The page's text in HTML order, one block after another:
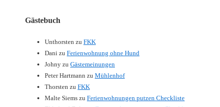
Gästebuch
Unthorsten zu FKK
Dani zu Ferienwohnung ohne Hund
Johny zu Gästemeinungen
Peter Hartmann zu Mühlenhof
Thorsten zu FKK
Malte Siems zu Ferienwohnungen putzen Checkliste